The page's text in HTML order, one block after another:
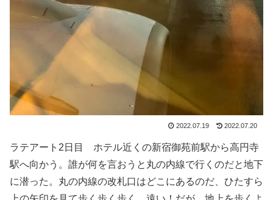
2022.07.19 2022.07.20
ラテアート 2日目 ホテル近くの新宿御苑前駅から高円寺
駅へ向かう。誰が何を言おうと丸の内線で行くのだと地下
に潜った。丸の内線の改札口はどこにあるのだ、ひたすら